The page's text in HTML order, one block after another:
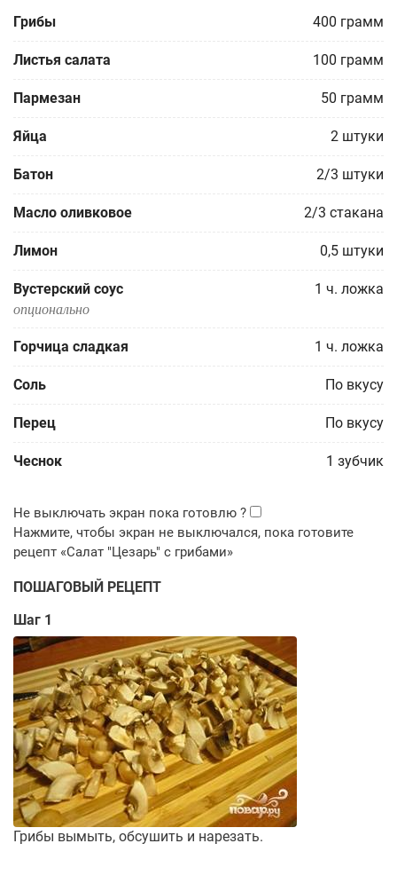
Грибы 400 грамм
Листья салата 100 грамм
Пармезан 50 грамм
Яйца 2 штуки
Батон 2/3 штуки
Масло оливковое 2/3 стакана
Лимон 0,5 штуки
Вустерский соус 1 ч. ложка
опционально
Горчица сладкая 1 ч. ложка
Соль По вкусу
Перец По вкусу
Чеснок 1 зубчик
ПОШАГОВЫЙ РЕЦЕПТ
Шаг 1
Грибы вымыть, обсушить и нарезать.